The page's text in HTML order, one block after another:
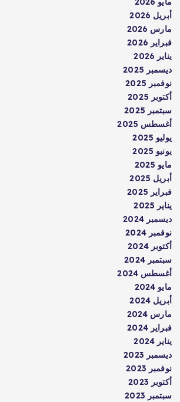
أبريل 2026
مارس 2026
فبراير 2026
يناير 2026
ديسمبر 2025
نوفمبر 2025
أكتوبر 2025
سبتمبر 2025
أغسطس 2025
يوليو 2025
يونيو 2025
مايو 2025
أبريل 2025
فبراير 2025
يناير 2025
ديسمبر 2024
نوفمبر 2024
أكتوبر 2024
سبتمبر 2024
أغسطس 2024
مايو 2024
أبريل 2024
مارس 2024
فبراير 2024
يناير 2024
ديسمبر 2023
نوفمبر 2023
أكتوبر 2023
سبتمبر 2023